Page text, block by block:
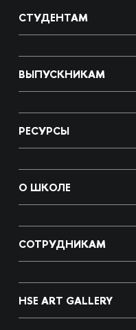
СТУДЕНТАМ
ВЫПУСКНИКАМ
РЕСУРСЫ
О ШКОЛЕ
СОТРУДНИКАМ
HSE ART GALLERY